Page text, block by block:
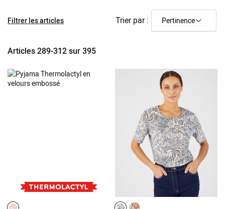
Articles289-312sur395
Trier par :
Filtrer les articles